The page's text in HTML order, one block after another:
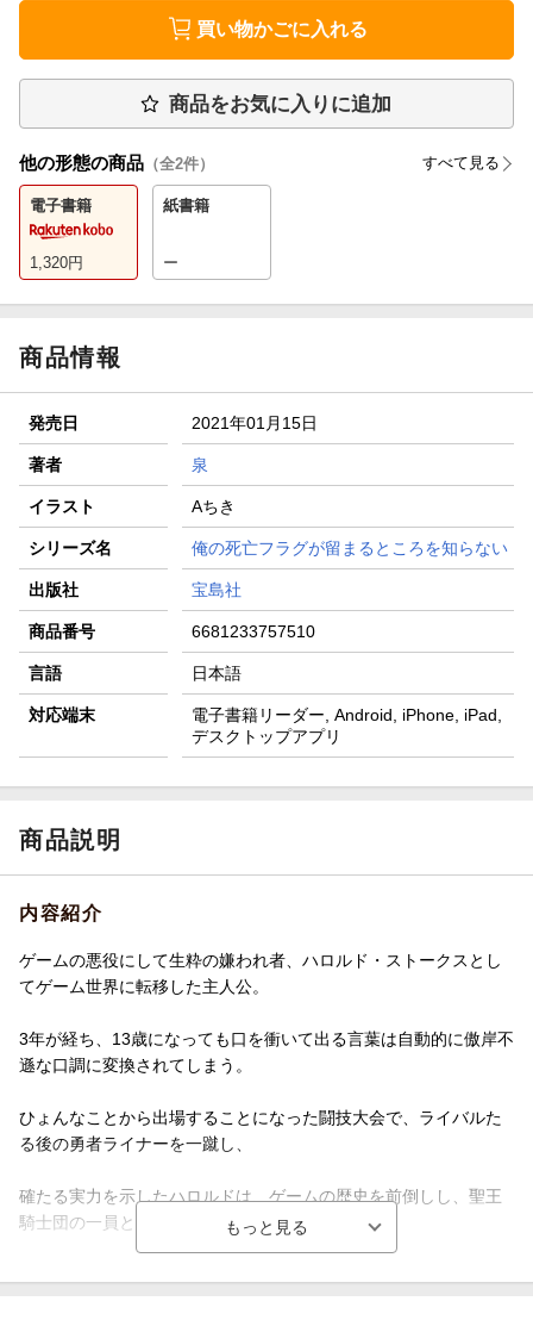
買い物かごに入れる
商品をお気に入りに追加
他の形態の商品 （全2件） すべて見る
電子書籍
1,320円
紙書籍
ー
商品情報
発売日 2021年01月15日
著者 泉
イラスト Aちき
シリーズ名 俺の死亡フラグが留まるところを知らない
出版社 宝島社
商品番号 6681233757510
言語 日本語
対応端末
電子書籍リーダー, Android, iPhone, iPad,
デスクトップアプリ
商品説明
内容紹介
ゲームの悪役にして生粋の嫌われ者、ハロルド・ストークスとし
てゲーム世界に転移した主人公。
3年が経ち、13歳になっても口を衝いて出る言葉は自動的に傲岸不
遜な口調に変換されてしまう。
ひょんなことから出場することになった闘技大会で、ライバルた
る後の勇者ライナーを一蹴し、
確たる実力を示したハロルドは、ゲームの歴史を前倒しし、聖王
騎士団の一員となった。